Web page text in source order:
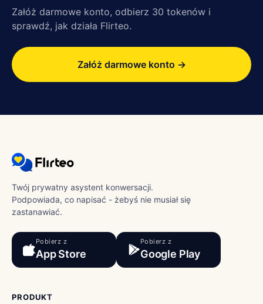
Załóż darmowe konto, odbierz 30 tokenów i
sprawdź, jak działa Flirteo.
Załóż darmowe konto →
Twój prywatny asystent konwersacji.
Podpowiada, co napisać - żebyś nie musiał się
zastanawiać.
Pobierz z
App Store
Pobierz z
Google Play
PRODUKT